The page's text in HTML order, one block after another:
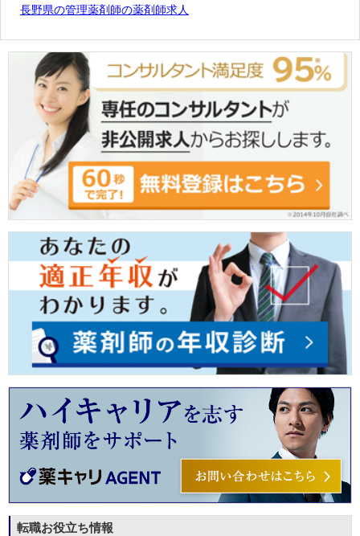
長野県の管理薬剤師の薬剤師求人
転職お役立ち情報